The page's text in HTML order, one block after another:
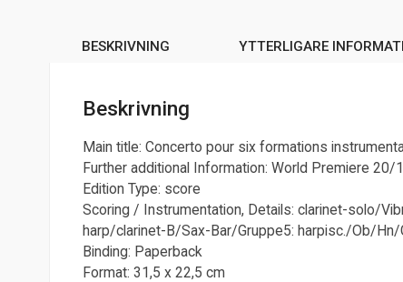
BESKRIVNING YTTERLIGARE
Beskrivning
Main title: Concerto pour six formations
Further additional Information: World Premiere 20/
Edition Type: score
Scoring / Instrumentation, Details: clarinet-solo/
harp/clarinet-B/Sax-Bar/Gruppe5: harpisc./Ob/
Binding: Paperback
Format: 31,5 x 22,5 cm